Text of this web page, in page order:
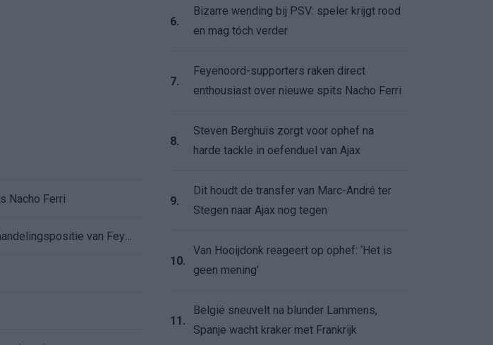
Nacho Ferri
6.
Bizarre wending bij PSV: speler krijgt rood
en mag tóch verder
7.
Feyenoord-supporters raken direct
enthousiast over nieuwe spits Nacho Ferri
8.
Steven Berghuis zorgt voor ophef na
harde tackle in oefenduel van Ajax
9.
Dit houdt de transfer van Marc-André ter
Stegen naar Ajax nog tegen
10.
Van Hooijdonk reageert op ophef: ‘Het is
geen mening’
11.
België sneuvelt na blunder Lammens,
Spanje wacht kraker met Frankrijk